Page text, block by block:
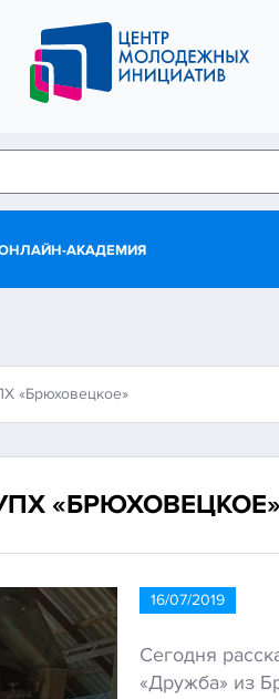
АКАДЕМИЯ
«Брюховецкое»
«БРЮХОВЕЦКОЕ»
16/07/2019
Сегодня
«Дружба» из